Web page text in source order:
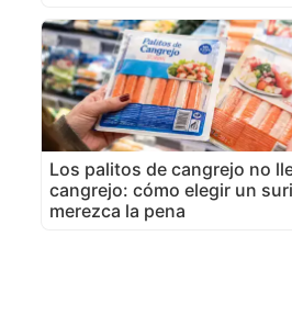
Los palitos de cangrejo no
cangrejo: cómo elegir un
merezca la pena